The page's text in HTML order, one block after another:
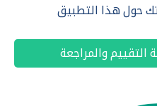
حول هذا التطبيق
التقييم والمراجعة